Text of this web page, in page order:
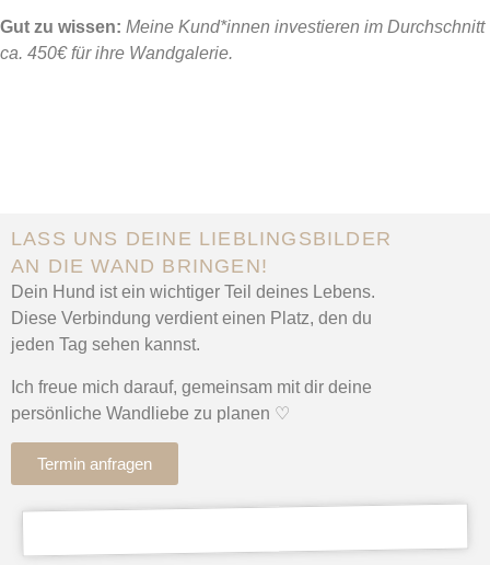
Gut zu wissen: Meine Kund*innen investieren im Durchschnitt
ca. 450€ für ihre Wandgalerie.
LASS UNS DEINE LIEBLINGSBILDER
AN DIE WAND BRINGEN!
Dein Hund ist ein wichtiger Teil deines Lebens.
Diese Verbindung verdient einen Platz, den du
jeden Tag sehen kannst.
Ich freue mich darauf, gemeinsam mit dir deine
persönliche Wandliebe zu planen ♡
Termin anfragen